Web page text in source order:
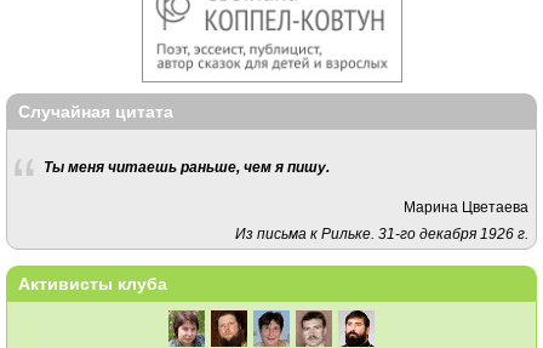
Случайная цитата
Ты меня читаешь раньше, чем я пишу.
Марина Цветаева
Из письма к Рильке. 31-го декабря 1926 г.
Активисты клуба